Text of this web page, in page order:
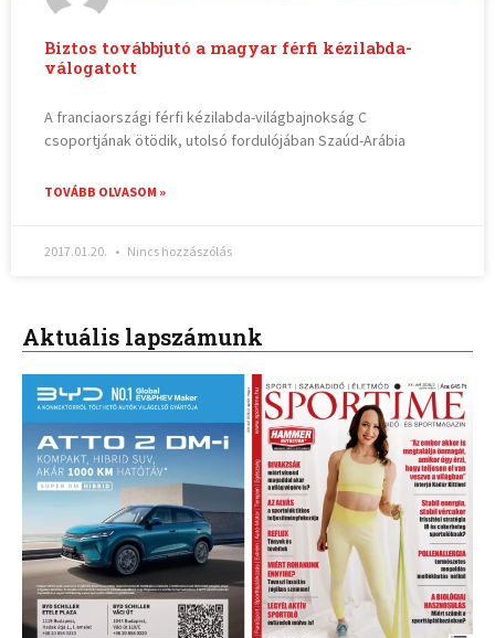
Biztos továbbjutó a magyar férfi kézilabda-
válogatott
A franciaországi férfi kézilabda-világbajnokság C
csoportjának ötödik, utolsó fordulójában Szaúd-Arábia
TOVÁBB OLVASOM »
2017.01.20. Nincs hozzászólás
Aktuális lapszámunk